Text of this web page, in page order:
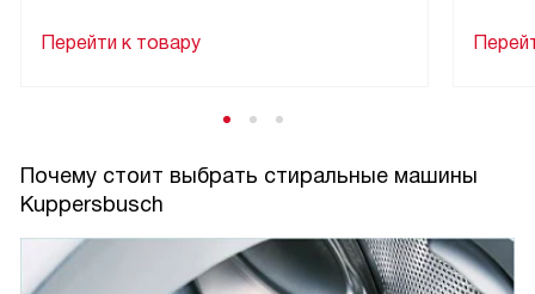
Перейти к товару
Почему стоит выбрать стиральные машины
Kuppersbusch